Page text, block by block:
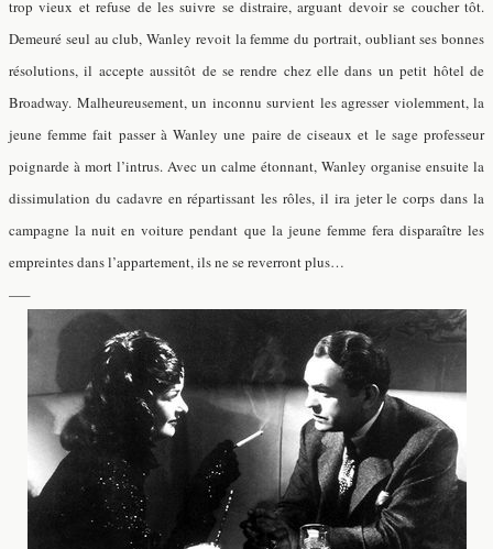
trop vieux et refuse de les suivre se distraire, arguant devoir se coucher tôt.
Demeuré seul au club, Wanley revoit la femme du portrait, oubliant ses bonnes
résolutions, il accepte aussitôt de se rendre chez elle dans un petit hôtel de
Broadway. Malheureusement, un inconnu survient les agresser violemment, la
jeune femme fait passer à Wanley une paire de ciseaux et le sage professeur
poignarde à mort l’intrus. Avec un calme étonnant, Wanley organise ensuite la
dissimulation du cadavre en répartissant les rôles, il ira jeter le corps dans la
campagne la nuit en voiture pendant que la jeune femme fera disparaître les
empreintes dans l’appartement, ils ne se reverront plus…
—–